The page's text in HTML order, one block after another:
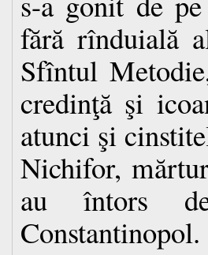
fără rînduială
Sfîntul
credinţă şi
atunci şi
Nichifor,
au întors
Constantinopol.